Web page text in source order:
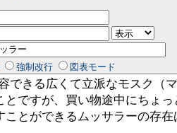
強制改行 図表モード